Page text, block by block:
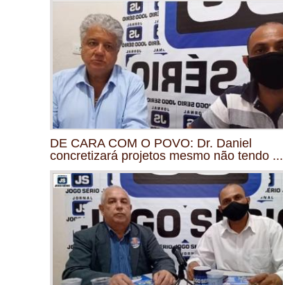
DE CARA COM O POVO: Dr. Daniel
concretizará projetos mesmo não tendo ...